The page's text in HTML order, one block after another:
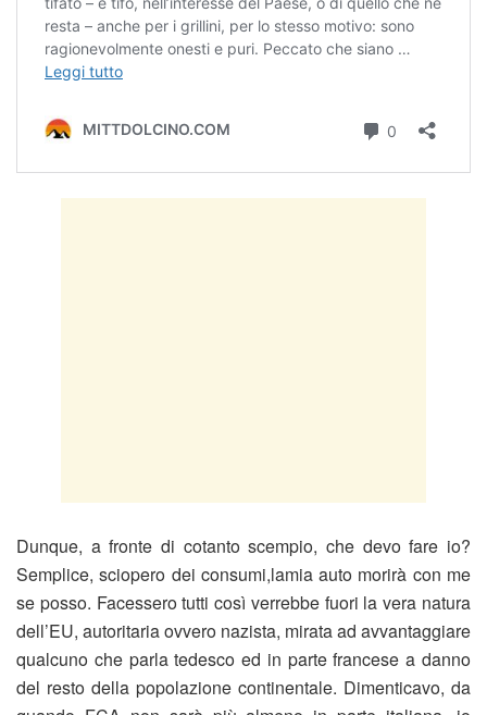
Dunque, a fronte di cotanto scempio, che devo fare io?
Semplice, sciopero dei consumi,lamia auto morirà con me
se posso. Facessero tutti così verrebbe fuori la vera natura
dell’EU, autoritaria ovvero nazista, mirata ad avvantaggiare
qualcuno che parla tedesco ed in parte francese a danno
del resto della popolazione continentale. Dimenticavo, da